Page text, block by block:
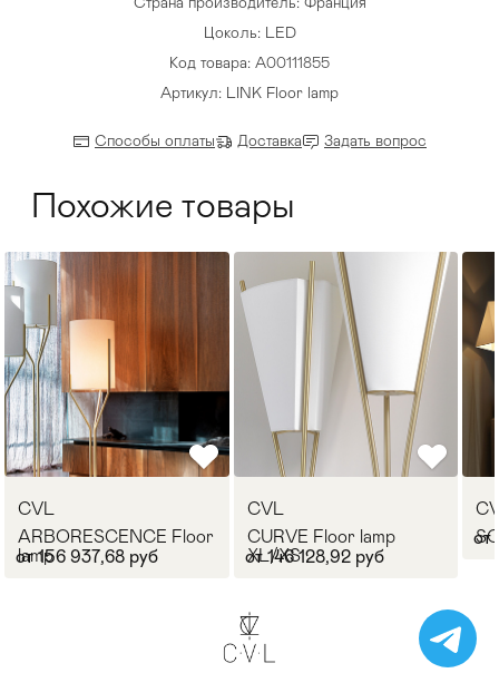
Цоколь: LED
Код товара: A00111855
Артикул: LINK Floor lamp
Способы оплаты Доставка Задать вопрос
Похожие товары
CVL
ARBORESCENCE Floor
lamp
от 156 937,68 руб
CVL
CURVE Floor lamp
XL/XS
от 146 128,92 руб
от